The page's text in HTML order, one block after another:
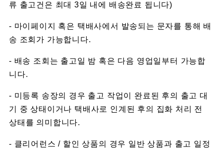
류 출고건은 최대 3일 내에 배송완료 됩니다)
- 마이페이지 혹은 택배사에서 발송되는 문자를 통해 배
송 조회가 가능합니다.
- 배송 조회는 출고일 밤 혹은 다음 영업일부터 가능합
니다.
- 미등록 송장의 경우 출고 작업이 완료된 후의 출고 대
기 중 상태이거나 택배사로 인계된 후의 집화 처리 전
상태를 의미합니다.
- 클리어런스 / 할인 상품의 경우 일반 상품과 출고 일정